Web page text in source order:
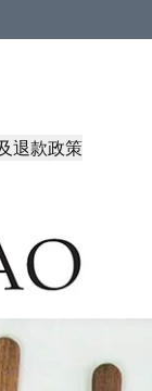
退款政策